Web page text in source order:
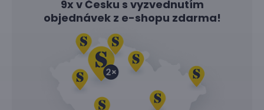
9x v Česku s vyzvednutím
objednávek z e-shopu zdarma!